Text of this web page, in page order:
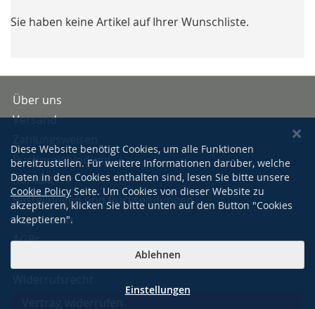
Sie haben keine Artikel auf Ihrer Wunschliste.
Über uns
Versand
Buchpreisbindung
Kontakt
Bestellungen und Rücksendungen
Impressum
AGBs
Diese Website benötigt Cookies, um alle Funktionen
bereitzustellen. Für weitere Informationen darüber, welche
Daten in den Cookies enthalten sind, lesen Sie bitte unsere
Cookie Policy Seite. Um Cookies von dieser Website zu
akzeptieren, klicken Sie bitte unten auf den Button "Cookies
akzeptieren".
Ablehnen
Einstellungen